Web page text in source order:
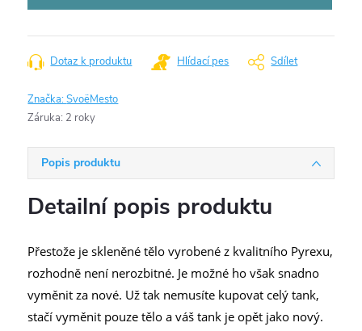
Dotaz k produktu Hlídací pes Sdílet
Značka:SvoëMesto
Záruka: 2 roky
Popis produktu
Detailní popis produktu
Přestože je skleněné tělo vyrobené z kvalitního Pyrexu,
rozhodně není nerozbitné. Je možné ho však snadno
vyměnit za nové. Už tak nemusíte kupovat celý tank,
stačí vyměnit pouze tělo a váš tank je opět jako nový.